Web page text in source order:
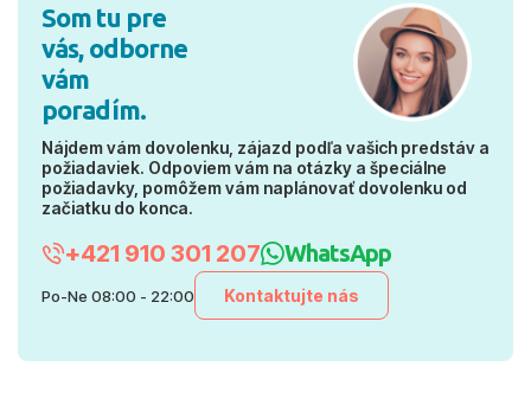
Som tu pre
vás, odborne
vám
poradím.
Nájdem vám dovolenku, zájazd podľa vašich predstáv a
požiadaviek. Odpoviem vám na otázky a špeciálne
požiadavky, pomôžem vám naplánovať dovolenku od
začiatku do konca.
+421 910 301 207 WhatsApp
Po-Ne 08:00 - 22:00 Kontaktujte nás